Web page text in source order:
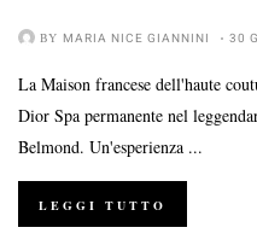
BY MARIA NICE GIANNINI 30
La Maison francese dell'haute
Dior Spa permanente nel
Belmond. Un'esperienza ...
LEGGI TUTTO